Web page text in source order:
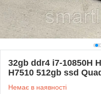
32gb ddr4 i7-10850H
H7510 512gb ssd
Немає в наявності